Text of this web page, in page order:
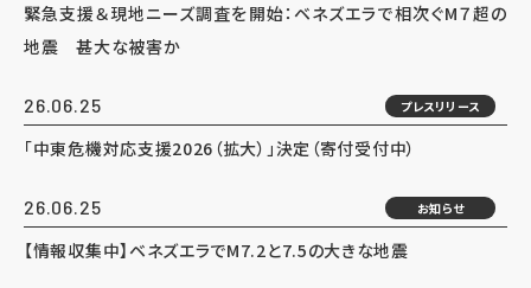
緊急支援＆現地ニーズ調査を開始：ベネズエラで相次ぐM７超の
地震 甚大な被害か
26.06.25 プレスリリース
「中東危機対応支援2026（拡大）」決定（寄付受付中）
26.06.25 お知らせ
【情報収集中】ベネズエラでM7.2と7.5の大きな地震